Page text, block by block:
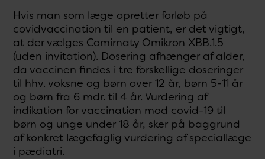
Hvis man som læge opretter forløb på
covidvaccination til en patient, er det vigtigt,
at der vælges Comirnaty Omikron XBB.1.5
(uden invitation). Dosering afhænger af alder,
da vaccinen findes i tre forskellige doseringer
til hhv. voksne og børn over 12 år, børn 5-11 år
og børn fra 6 mdr. til 4 år. Vurdering af
indikation for vaccination mod covid-19 til
børn og unge under 18 år, sker på baggrund
af konkret lægefaglig vurdering af speciallæge
i pædiatri.